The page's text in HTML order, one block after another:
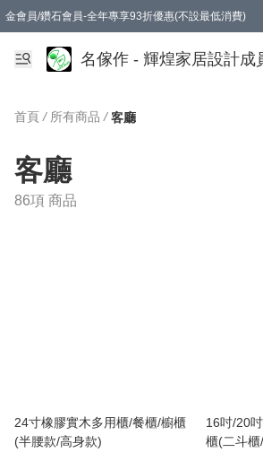
金會員/鑽石會員-全年專享93折優惠(不設最低消費)
名傢作 - 輝煌家居設計成
首頁 / 所有商品 / 客廳
客廳
86項 商品
24寸橡膠實木多用櫃/餐櫃/櫥櫃
(半腰款/高身款)
16吋/20
櫃(二斗